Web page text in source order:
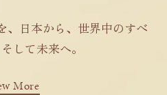
、日本から、世界中のすべ
して未来へ。
More